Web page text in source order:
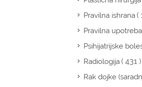
Pravilna ishrana(
Pravilna
Psihijatrijske
Radiologija( 431 )
Rak dojke